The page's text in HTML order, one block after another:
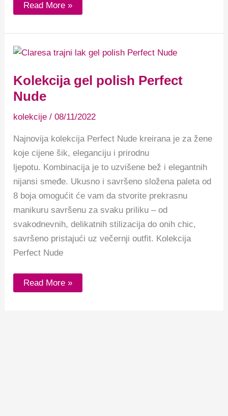
Read More »
Kolekcija gel polish Perfect
Nude
kolekcije /08/11/2022
Najnovija kolekcija Perfect Nude kreirana je za žene
koje cijene šik, eleganciju i prirodnu
ljepotu. Kombinacija je to uzvišene bež i elegantnih
nijansi smeđe. Ukusno i savršeno složena paleta od
8 boja omogućit će vam da stvorite prekrasnu
manikuru savršenu za svaku priliku – od
svakodnevnih, delikatnih stilizacija do onih chic,
savršeno pristajući uz večernji outfit. Kolekcija
Perfect Nude
Kolekcija
gel
Perfect
Nude
Read More »